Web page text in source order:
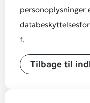
personoplysninger
f.
Tilbage til